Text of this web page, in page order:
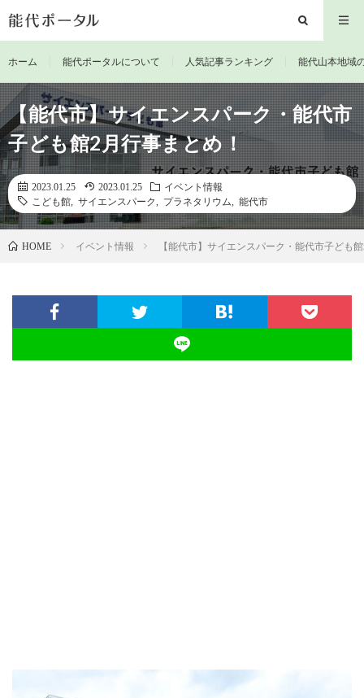
ホーム 能代ポータルについて 人気記事ランキング 能代山本地域
【能代市】サイエンスパーク・能代市
子ども館2月行事まとめ！
2023.01.25 2023.01.25
イベント情報
こども館
サイエンスパーク プラネタリウム 能代市
HOME イベント情報 【能代市】サイエンスパーク・能代市子ども